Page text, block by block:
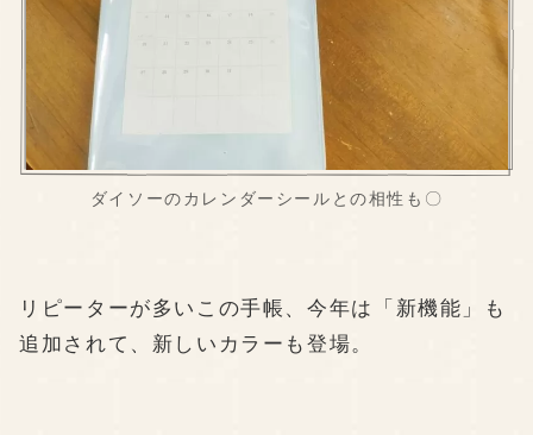
ダイソーのカレンダーシールとの相性も〇
リピーターが多いこの手帳、今年は「新機能」も
追加されて、新しいカラーも登場。